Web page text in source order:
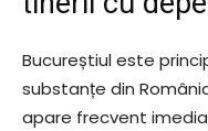
Bucureștiul este
substanțe din
apare frecvent